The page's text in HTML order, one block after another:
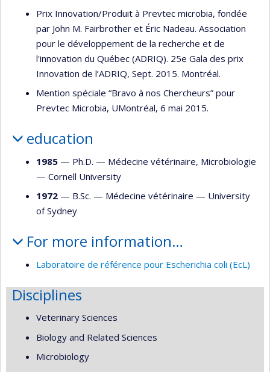
Prix Innovation/Produit à Prevtec microbia, fondée
par John M. Fairbrother et Éric Nadeau. Association
pour le développement de la recherche et de
l'innovation du Québec (ADRIQ). 25e Gala des prix
Innovation de l’ADRIQ, Sept. 2015. Montréal.
Mention spéciale “Bravo à nos Chercheurs” pour
Prevtec Microbia, UMontréal, 6 mai 2015.
education
1985 — Ph.D. — Médecine vétérinaire, Microbiologie
— Cornell University
1972 — B.Sc. — Médecine vétérinaire — University
of Sydney
For more information…
Laboratoire de référence pour Escherichia coli (EcL)
Disciplines
Veterinary Sciences
Biology and Related Sciences
Microbiology